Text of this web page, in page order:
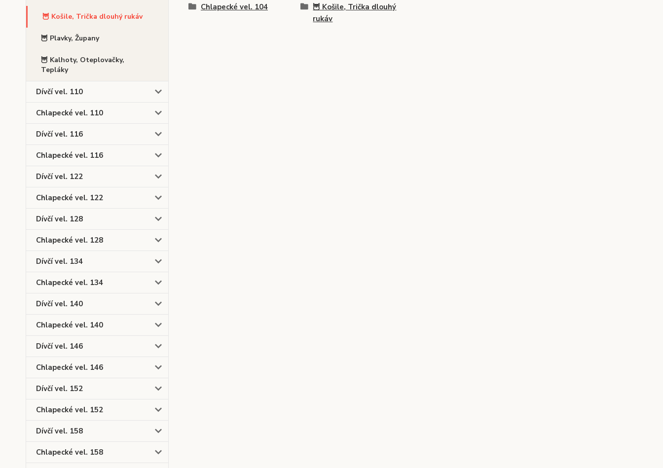
🦉 Košile, Trička dlouhý rukáv
🦉 Plavky, Župany
🦉 Kalhoty, Oteplovačky,
Tepláky
Dívčí vel. 110
Chlapecké vel. 110
Dívčí vel. 116
Chlapecké vel. 116
Dívčí vel. 122
Chlapecké vel. 122
Dívčí vel. 128
Chlapecké vel. 128
Dívčí vel. 134
Chlapecké vel. 134
Dívčí vel. 140
Chlapecké vel. 140
Dívčí vel. 146
Chlapecké vel. 146
Dívčí vel. 152
Chlapecké vel. 152
Dívčí vel. 158
Chlapecké vel. 158
Chlapecké vel. 104
🦉 Košile, Trička dlouhý
rukáv